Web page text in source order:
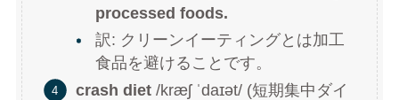
processed foods.
訳: クリーンイーティングとは加工
食品を避けることです。
crash diet /kræʃ ˈdaɪət/ (短期集中ダイ